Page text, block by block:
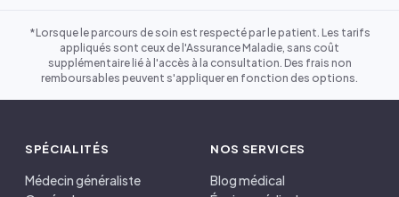
*Lorsque le parcours de soin est respecté par le patient. Les tarifs
appliqués sont ceux de l'Assurance Maladie, sans coût
supplémentaire lié à l'accès à la consultation. Des frais non
remboursables peuvent s'appliquer en fonction des options.
SPÉCIALITÉS
Médecin généraliste
NOS SERVICES
Blog médical